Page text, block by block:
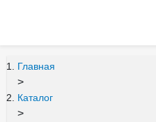
Главная
>
Каталог
>